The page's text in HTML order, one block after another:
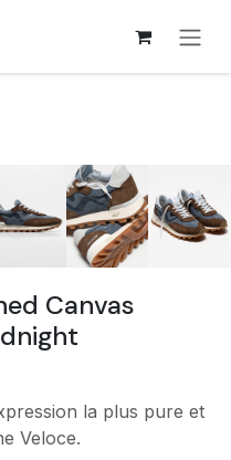
Canvas
la plus pure et
Veloce.